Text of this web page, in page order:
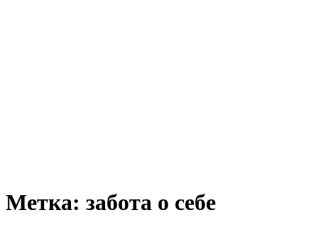
Метка: забота о себе